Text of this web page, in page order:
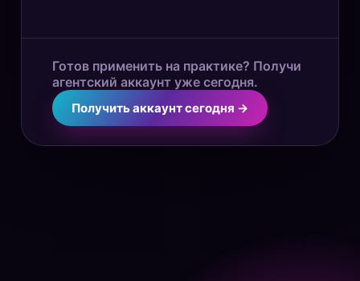
Готов применить на практике? Получи
агентский аккаунт уже сегодня.
Получить аккаунт сегодня →